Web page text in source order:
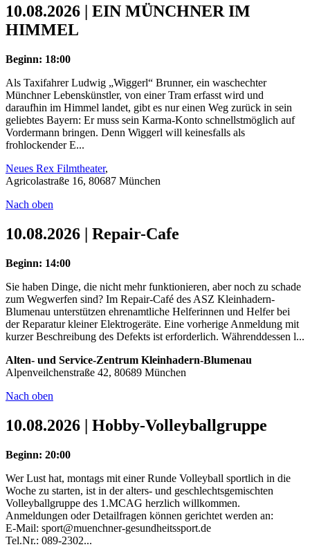
10.08.2026 | EIN MÜNCHNER IM
HIMMEL
Beginn: 18:00
Als Taxifahrer Ludwig „Wiggerl“ Brunner, ein waschechter
Münchner Lebenskünstler, von einer Tram erfasst wird und
daraufhin im Himmel landet, gibt es nur einen Weg zurück in sein
geliebtes Bayern: Er muss sein Karma-Konto schnellstmöglich auf
Vordermann bringen. Denn Wiggerl will keinesfalls als
frohlockender E...
Neues Rex Filmtheater,
Agricolastraße 16, 80687 München
Nach oben
10.08.2026 | Repair-Cafe
Beginn: 14:00
Sie haben Dinge, die nicht mehr funktionieren, aber noch zu schade
zum Wegwerfen sind? Im Repair-Café des ASZ Kleinhadern-
Blumenau unterstützen ehrenamtliche Helferinnen und Helfer bei
der Reparatur kleiner Elektrogeräte. Eine vorherige Anmeldung mit
kurzer Beschreibung des Defekts ist erforderlich. Währenddessen l...
Alten- und Service-Zentrum Kleinhadern-Blumenau
Alpenveilchenstraße 42, 80689 München
Nach oben
10.08.2026 | Hobby-Volleyballgruppe
Beginn: 20:00
Wer Lust hat, montags mit einer Runde Volleyball sportlich in die
Woche zu starten, ist in der alters- und geschlechtsgemischten
Volleyballgruppe des 1.MCAG herzlich willkommen.
Anmeldungen oder Detailfragen können gerichtet werden an:
E-Mail: sport@muenchner-gesundheitssport.de
Tel.Nr.: 089-2302...